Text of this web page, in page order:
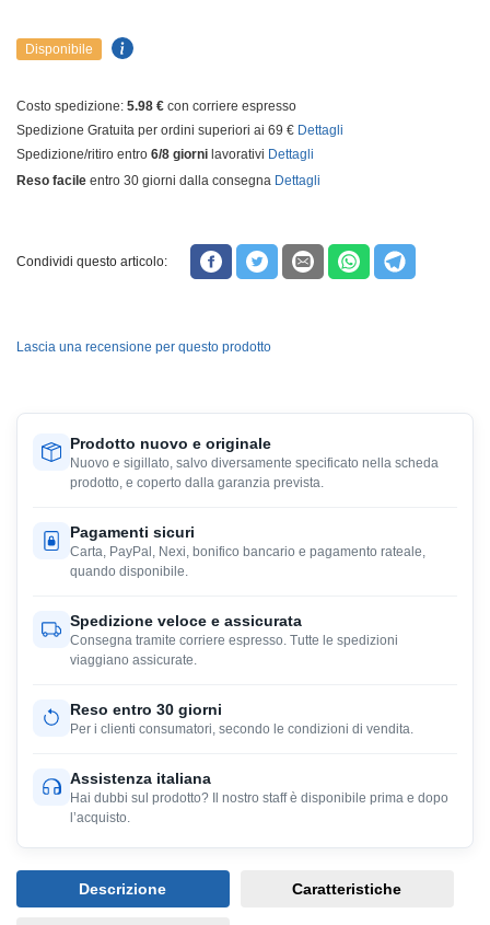
Disponibile
Costo spedizione: 5.98 € con corriere espresso
Spedizione Gratuita per ordini superiori ai 69 € Dettagli
Spedizione/ritiro entro 6/8 giorni lavorativi Dettagli
Reso facile entro 30 giorni dalla consegna Dettagli
Condividi questo articolo:
Lascia una recensione per questo prodotto
Prodotto nuovo e originale
Nuovo e sigillato, salvo diversamente specificato nella scheda
prodotto, e coperto dalla garanzia prevista.
Pagamenti sicuri
Carta, PayPal, Nexi, bonifico bancario e pagamento rateale,
quando disponibile.
Spedizione veloce e assicurata
Consegna tramite corriere espresso. Tutte le spedizioni
viaggiano assicurate.
Reso entro 30 giorni
Per i clienti consumatori, secondo le condizioni di vendita.
Assistenza italiana
Hai dubbi sul prodotto? Il nostro staff è disponibile prima e dopo
l’acquisto.
Descrizione Caratteristiche